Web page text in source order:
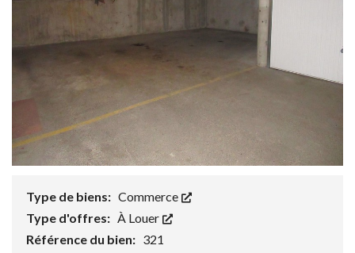
Type de biens: Commerce
Type d'offres: À Louer
Référence du bien: 321